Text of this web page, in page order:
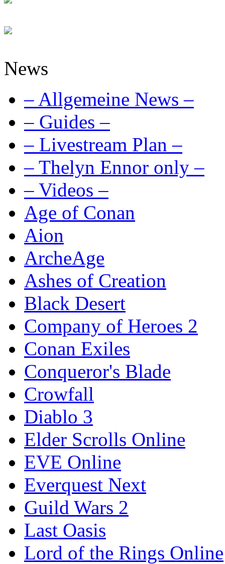
News
– Allgemeine News –
– Guides –
– Livestream Plan –
– Thelyn Ennor only –
– Videos –
Age of Conan
Aion
ArcheAge
Ashes of Creation
Black Desert
Company of Heroes 2
Conan Exiles
Conqueror's Blade
Crowfall
Diablo 3
Elder Scrolls Online
EVE Online
Everquest Next
Guild Wars 2
Last Oasis
Lord of the Rings Online